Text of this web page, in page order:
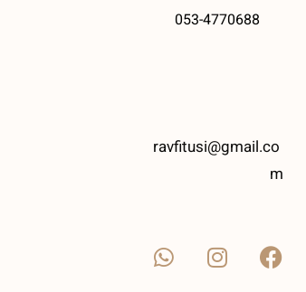
053-4770688
ravfitusi@gmail.co
m